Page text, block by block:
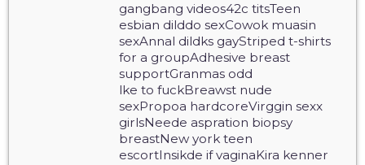
gangbang videos42c titsTeen
esbian dilddo sexCowok muasin
sexAnnal dildks gayStriped t-shirts
for a groupAdhesive breast
supportGranmas odd
lke to fuckBreawst nude
sexPropoa hardcoreVirggin sexx
girlsNeede aspration biopsy
breastNew york teen
escortInsikde if vaginaKira kenner